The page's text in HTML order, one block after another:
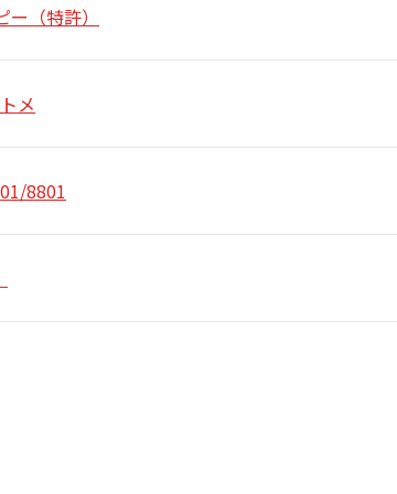
（特許）
メ
8801